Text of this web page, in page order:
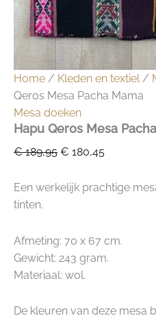
Home / Kleden en textiel/
Qeros Mesa Pacha Mama
Mesa doeken
Hapu Qeros Mesa
€189,95 Oorspronkelijke
was:
€ 180,45Huidige
is:
Een werkelijk prachtige
tinten.
Afmeting: 70 x 67 cm.
Gewicht: 243 gram.
Materiaal: wol.
De kleuren van deze mesa